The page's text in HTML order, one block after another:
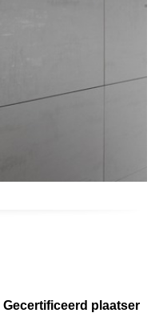
Gecertificeerd plaatser